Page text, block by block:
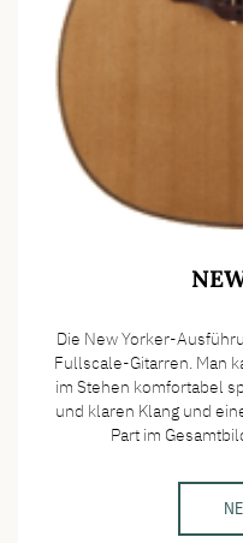
Die New Yorker-
Fullscale-Gitarren. Man
im Stehen komfortabel
und klaren Klang und
Part im